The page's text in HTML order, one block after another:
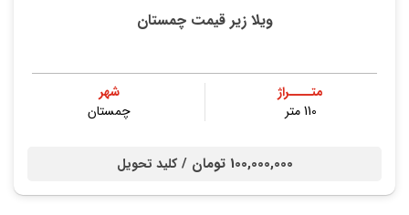
ویلا زیر قیمت چمستان
متــــراژ
110 متر
شهر
چمستان
100,000,000 تومان / کلید تحویل